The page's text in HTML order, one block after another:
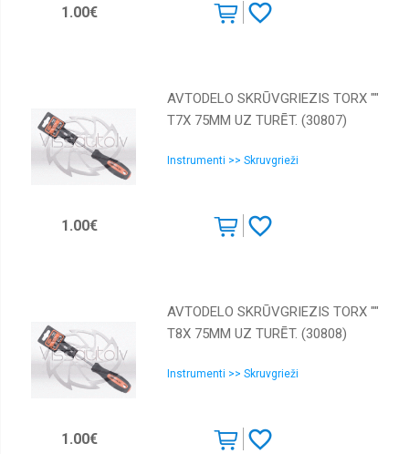
skrūvgrieži
Skavotāji
Somas,
Celtni,
Preses
Vīles
1.00€
AVTODELO SKRŪVGRIEZIS TORX ""
T7X 75MM UZ TURĒT. (30807)
Instrumenti >> Skruvgrieži
1.00€
AVTODELO SKRŪVGRIEZIS TORX ""
T8X 75MM UZ TURĒT. (30808)
Instrumenti >> Skruvgrieži
1.00€